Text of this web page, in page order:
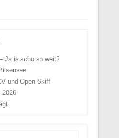
Ja is scho so weit?
und Open Skiff
2026